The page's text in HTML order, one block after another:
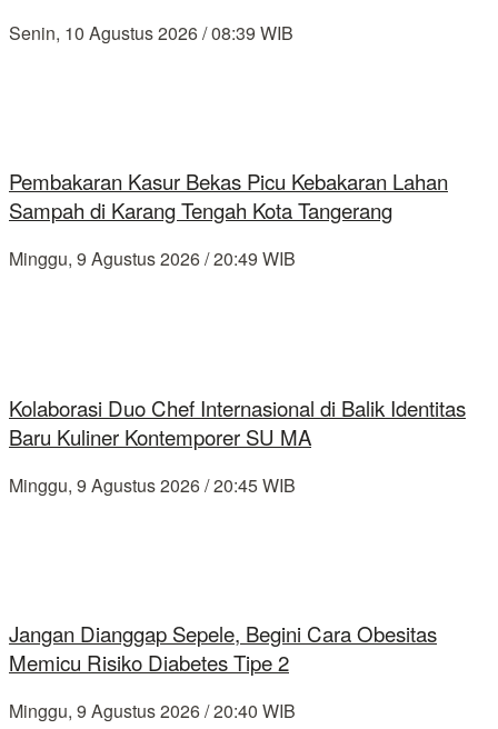
Senin, 10 Agustus 2026 / 08:39 WIB
Pembakaran Kasur Bekas Picu Kebakaran Lahan
Sampah di Karang Tengah Kota Tangerang
Minggu, 9 Agustus 2026 / 20:49 WIB
Kolaborasi Duo Chef Internasional di Balik Identitas
Baru Kuliner Kontemporer SU MA
Minggu, 9 Agustus 2026 / 20:45 WIB
Jangan Dianggap Sepele, Begini Cara Obesitas
Memicu Risiko Diabetes Tipe 2
Minggu, 9 Agustus 2026 / 20:40 WIB